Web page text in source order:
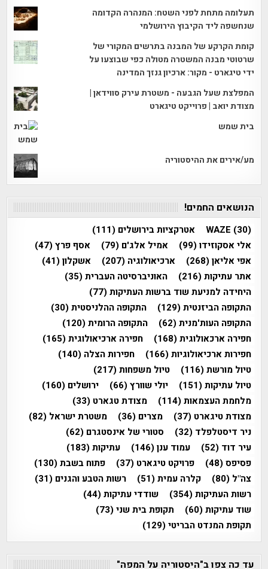
תעלומה מתחת לפני השטח: המנהרה הקדומה
שנחשפה ליד הקיבוץ הירושלמי
קומת הקרקע של המבנה בתרשים המקורי של
שרטוטי מבנה המשטרה מטולה כפי שבוצעו על
ידי טיגארט - מקור: ארכיון גנזך המדינה
המפלצת שעל הגבעה - משטרת עירק סווידאן |
מצודת יואב | פרוייקט טיגארט
בית שמש
מע/אירים את ההיסטוריה
הנושאים החמים!
WAZE (30) אטרקציות בירושלים (111)
אלי אסקוזידו(99) אמיל אלג'ם (79) אסף פרץ(47)
אפי אליאן(268) ארכיאולוגיה (207) אשקלון(41)
אתר עתיקות(216) האוניברסיטה העברית(35)
היחידה למניעת שוד ברשות העתיקות(77)
התקופה הביזנטית(129) התקופה ההלניסטית(30)
התקופה העות'מנית(62) התקופה הרומית(120)
חפירה ארכאולוגית(168) חפירה ארכיאולוגית(165)
חפירות ארכיאולוגיות(166) חפירות הצלה (140)
טיול מורשת(116) טיול משפחות(217)
טיול עתיקות(151) יולי שוורץ(66) ירושלים (160)
מלחמת העצמאות(114) מצודת טגארט (33)
מצודת טיגארט (37) מצרים (36) משטרת ישראל (82)
ניר דיסטלפלד (32) סטורי של אינסטגרם (62)
עיר דוד (52) עמוד ענן(146) עתיקות(183)
פסיפס(48) פרויקט טיגארט (37) פתוח בשבת(130)
צה"ל (80) קלרה עמית(51) רשות הטבע והגנים (31)
רשות העתיקות(354) שודדי עתיקות(44)
שוד עתיקות(60) תקופת בית שני(73)
תקופת המנדט הבריטי(129)
עד כה צפו ב"היסטוריה על המפה"